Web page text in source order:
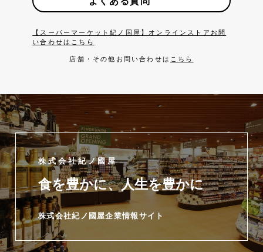
【スーパーマーケット紀ノ国屋】オンラインストアお問
い合わせはこちら
店舗・その他お問い合わせは こちら
株式会社紀ノ國屋
食を豊かに、人生を豊かに
株式会社紀ノ國屋企業情報サイト